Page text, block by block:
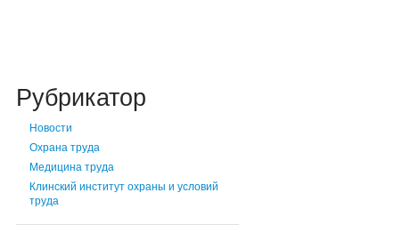
Рубрикатор
Новости
Охрана труда
Медицина труда
Клинский институт охраны и условий
труда